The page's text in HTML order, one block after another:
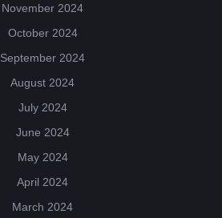
November 2024
October 2024
September 2024
August 2024
July 2024
June 2024
May 2024
April 2024
March 2024